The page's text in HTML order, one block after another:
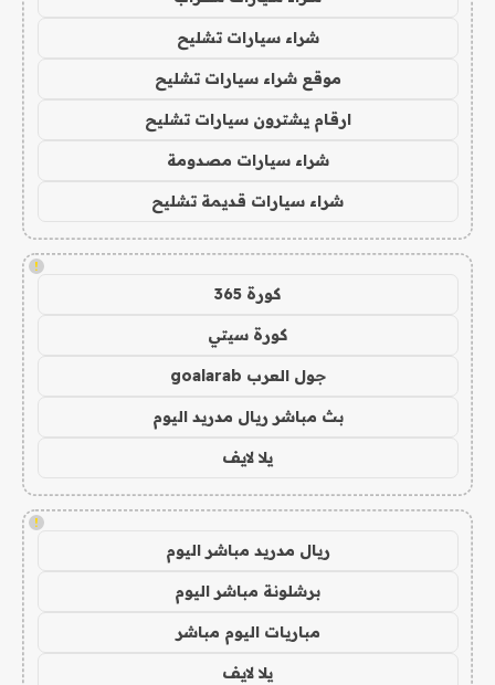
شراء سيارات تشليح
موقع شراء سيارات تشليح
ارقام يشترون سيارات تشليح
شراء سيارات مصدومة
شراء سيارات قديمة تشليح
!
كورة 365
كورة سيتي
جول العرب goalarab
بث مباشر ريال مدريد اليوم
يلا لايف
!
ريال مدريد مباشر اليوم
برشلونة مباشر اليوم
مباريات اليوم مباشر
يلا لايف